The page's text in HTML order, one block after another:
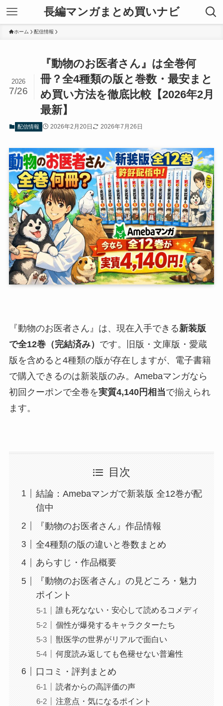
長編マンガまとめ買いナビ
ホーム 配信情報
『動物のお医者さん』は全巻何
冊？全4種類の版と巻数・最安まと
め買い方法を徹底比較【2026年2月
最新】
2026
7/26
配信情報 2026年2月20日 2026年7月26日
『動物のお医者さん』は、現在入手できる新装版
で全12巻（完結済み） です。旧版・文庫版・愛蔵
版を含めると4種類の版が存在しますが、電子書籍
で購入できるのは新装版のみ。Amebaマンガなら
初回クーポンで全巻を実質4,140円相当で揃えられ
ます。
目次
結論：Amebaマンガで新装版 全12巻が配
信中
『動物のお医者さん』作品情報
全4種類の版の違いと巻数まとめ
あらすじ・作品概要
『動物のお医者さん』の見どころ・魅力
ポイント
誰も死なない・安心して読めるコメディ
個性が爆発するキャラクターたち
獣医学の世界がリアルで面白い
何度読み返しても色褪せない普遍性
口コミ・評判まとめ
読者からの高評価の声
注意点・気になるポイント